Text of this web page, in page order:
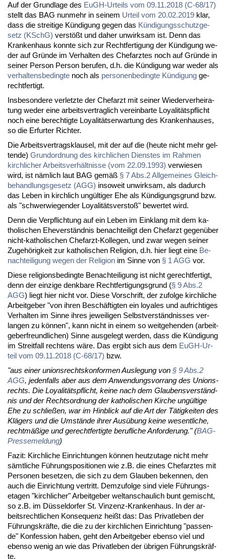
Auf der Grund­la­ge des EuGH-Ur­teils vom 09.11.2018 (C-68/17)
stellt das BAG nun­mehr in sei­nem Ur­teil vom 20.02.2019 klar,
dass die strei­ti­ge Kün­di­gung ge­gen das Kün­di­gungs­schutz­ge­
setz (KSchG) ver­stößt und da­her un­wirk­sam ist. Denn das
Kran­ken­haus konn­te sich zur Recht­fer­ti­gung der Kün­di­gung we­
der auf Grün­de im Ver­hal­ten des Chef­arz­tes noch auf Grün­de in
sei­ner Per­son Per­son be­ru­fen, d.h. die Kün­di­gung war we­der als
ver­hal­tens­be­ding­te noch als per­so­nen­be­ding­te Kün­di­gung ge­
recht­fer­tigt.
Ins­be­son­de­re ver­letz­te der Chef­arzt mit sei­ner Wie­der­ver­hei­ra­
tung we­der ei­ne ar­beits­ver­trag­lich ver­ein­bar­te Loya­li­täts­pflicht
noch ei­ne be­rech­tig­te Loya­li­täts­er­war­tung des Kran­ken­hau­ses,
so die Er­fur­ter Rich­ter.
Die Ar­beits­ver­trags­klau­sel, mit der auf die (heu­te nicht mehr gel­
ten­de) Grund­ord­nung des kirch­li­chen Diens­tes im Rah­men
kirch­li­cher Ar­beits­ver­hält­nis­se (vom 22.09.1993) ver­wie­sen
wird, ist näm­lich laut BAG ge­mäß § 7 Abs.2 All­ge­mei­nes Gleich­
be­hand­lungs­ge­setz (AGG) in­so­weit un­wirk­sam, als da­durch
das Le­ben in kirch­lich un­gül­ti­ger Ehe als Kün­di­gungs­grund bzw.
als "schwer­wie­gen­der Loya­li­täts­ver­stoß" be­wer­tet wird.
Denn die Ver­pflich­tung auf ein Le­ben im Ein­klang mit dem ka­
tho­li­schen Ehe­ver­ständ­nis be­nach­tei­ligt den Chef­arzt ge­gen­über
nicht-ka­tho­li­schen Chef­arzt-Kol­le­gen, und zwar we­gen sei­ner
Zu­ge­hö­rig­keit zur ka­tho­li­schen Re­li­gi­on, d.h. hier liegt ei­ne Be­
nach­tei­li­gung we­gen der Re­li­gi­on im Sin­ne von § 1 AGG vor.
Die­se re­li­gi­ons­be­ding­te Be­nach­tei­li­gung ist nicht ge­recht­fer­tigt,
denn der ein­zi­ge denk­ba­re Recht­fer­ti­gungs­grund (§ 9 Abs.2
AGG) liegt hier nicht vor. Die­se Vor­schrift, der zu­fol­ge kirch­li­che
Ar­beit­ge­ber "von ih­ren Be­schäf­tig­ten ein loya­les und auf­rich­ti­ges
Ver­hal­ten im Sin­ne ih­res je­wei­li­gen Selbst­ver­ständ­nis­ses ver­
lan­gen zu kön­nen", kann nicht in ei­nem so weit­ge­hen­den (ar­beit­
ge­ber­freund­li­chen) Sin­ne aus­ge­legt wer­den, dass die Kün­di­gung
im Streit­fall rech­tens wä­re. Das er­gibt sich aus dem EuGH-Ur­
teil vom 09.11.2018 (C-68/17) bzw.
"aus ei­ner uni­ons­rechts­kon­for­men Aus­le­gung von § 9 Abs.2
AGG, je­den­falls aber aus dem An­wen­dungs­vor­rang des Uni­ons­
rechts. Die Loya­li­täts­pflicht, kei­ne nach dem Glau­bens­ver­ständ­
nis und der Rechts­ord­nung der ka­tho­li­schen Kir­che un­gül­ti­ge
Ehe zu schlie­ßen, war im Hin­blick auf die Art der Tä­tig­kei­ten des
Klä­gers und die Um­stän­de ih­rer Aus­übung kei­ne we­sent­li­che,
recht­mä­ßi­ge und ge­recht­fer­tig­te be­ruf­li­che An­for­de­rung." (BAG-
Pres­se­mel­dung)
Fa­zit: Kirch­li­che Ein­rich­tun­gen kön­nen heut­zu­ta­ge nicht mehr
sämt­li­che Füh­rungs­po­si­tio­nen wie z.B. die ei­nes Chef­arz­tes mit
Per­so­nen be­set­zen, die sich zu dem Glau­ben be­ken­nen, den
auch die Ein­rich­tung ver­tritt. Dem­zu­fol­ge sind vie­le Füh­rungs­
eta­gen "kirch­li­cher" Ar­beit­ge­ber welt­an­schau­lich bunt ge­mischt,
so z.B. im Düs­sel­dor­fer St. Vin­zenz-Kran­ken­haus. In der ar­
beits­recht­li­chen Kon­se­quenz heißt das: Das Pri­vat­le­ben der
Füh­rungs­kräf­te, die die zu der kirch­li­chen Ein­rich­tung "pas­sen­
de" Kon­fes­si­on ha­ben, geht den Ar­beit­ge­ber eben­so viel und
eben­so we­nig an wie das Pri­vat­le­ben der üb­ri­gen Füh­rungs­kräf­
te.